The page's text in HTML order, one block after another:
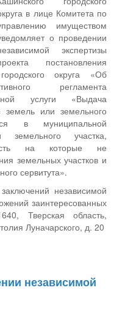
в лице Комитета по
имуществом
о проведении
экспертизы
постановления
округа «Об
регламента
услуги «Выдача
земель или земельного
в муниципальной
земельного участка,
на которые не
земельных участков и
сервитута».
независимой
заинтересованных
Тверская область,
Луначарского, д. 20
независимой